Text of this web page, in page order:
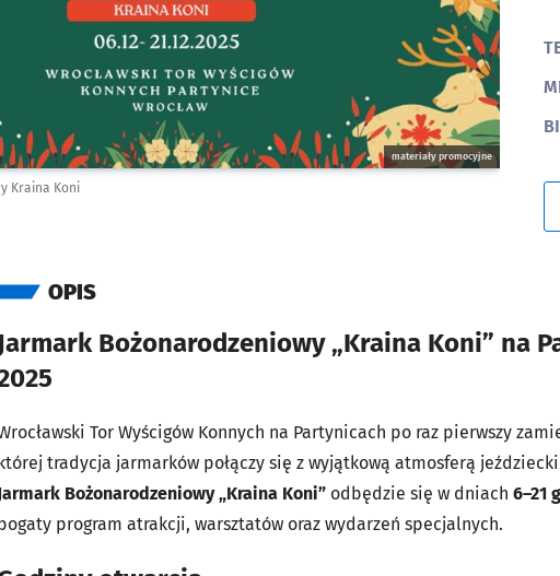
materiały promocyjne
Kraina Koni
OPIS
Jarmark Bożonarodzeniowy „Kraina Koni” na
Tor Wyścigów Konnych na Partynicach po raz pierwszy
tradycja jarmarków połączy się z wyjątkową atmosferą
Bożonarodzeniowy „Kraina Koni” odbędzie się w dniach 6–21
program atrakcji, warsztatów oraz wydarzeń specjalnych.